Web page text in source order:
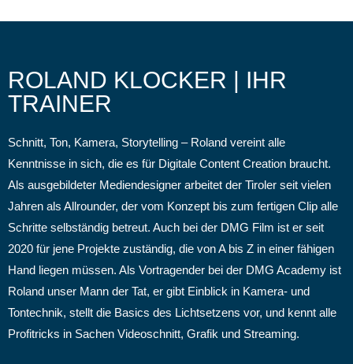
ROLAND KLOCKER | IHR
TRAINER
Schnitt, Ton, Kamera, Storytelling – Roland vereint alle
Kenntnisse in sich, die es für Digitale Content Creation braucht.
Als ausgebildeter Mediendesigner arbeitet der Tiroler seit vielen
Jahren als Allrounder, der vom Konzept bis zum fertigen Clip alle
Schritte selbständig betreut. Auch bei der DMG Film ist er seit
2020 für jene Projekte zuständig, die von A bis Z in einer fähigen
Hand liegen müssen. Als Vortragender bei der DMG Academy ist
Roland unser Mann der Tat, er gibt Einblick in Kamera- und
Tontechnik, stellt die Basics des Lichtsetzens vor, und kennt alle
Profitricks in Sachen Videoschnitt, Grafik und Streaming.